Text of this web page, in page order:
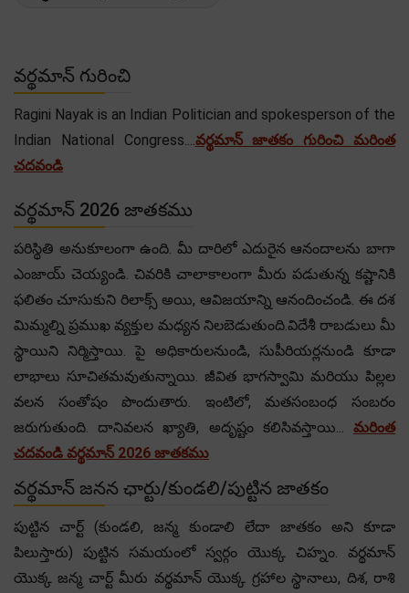
వర్థమాన్ గురించి
Ragini Nayak is an Indian Politician and spokesperson of the
Indian National Congress....వర్థమాన్ జాతకం గురించి మరింత
చదవండి
వర్థమాన్ 2026 జాతకము
పరిస్థితి అనుకూలంగా ఉంది. మీ దారిలో ఎదురైన ఆనందాలను బాగా
ఎంజాయ్ చెయ్యండి. చివరికి చాలాకాలంగా మీరు పడుతున్న కష్టానికి
ఫలితం చూసుకుని రిలాక్స్ అయి, ఆవిజయాన్ని ఆనందించండి. ఈ దశ
మిమ్మల్ని ప్రముఖ వ్యక్తుల మధ్యన నిలబెడుతుంది.విదేశీ రాబడులు మీ
స్థాయిని నిర్మిస్తాయి. పై అధికారులనుండి, సుపీరియర్లనుండి కూడా
లాభాలు సూచితమవుతున్నాయి. జీవిత భాగస్వామి మరియు పిల్లల
వలన సంతోషం పొందుతారు. ఇంటిలో, మతసంబంధ సంబరం
జరుగుతుంది. దానివలన ఖ్యాతి, అదృష్టం కలిసివస్తాయి... మరింత
చదవండి వర్థమాన్ 2026 జాతకము
వర్థమాన్ జనన ఛార్టు/కుండలి/పుట్టిన జాతకం
పుట్టిన చార్ట్ (కుండలి, జన్మ కుండాలి లేదా జాతకం అని కూడా
పిలుస్తారు) పుట్టిన సమయంలో స్వర్గం యొక్క చిహ్నం. వర్థమాన్
యొక్క జన్మ చార్ట్ మీరు వర్థమాన్ యొక్క గ్రహాల స్థానాలు, దిశ, రాశి